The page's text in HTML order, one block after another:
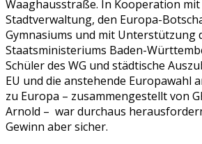
Waaghausstraße. In Kooperation
Stadtverwaltung, den Europa-
Gymnasiums und mit Unterstützung
Staatsministeriums Baden-
Schüler des WG und städtische
EU und die anstehende Europawahl
zu Europa – zusammengestellt von
Arnold – war durchaus
Gewinn aber sicher.